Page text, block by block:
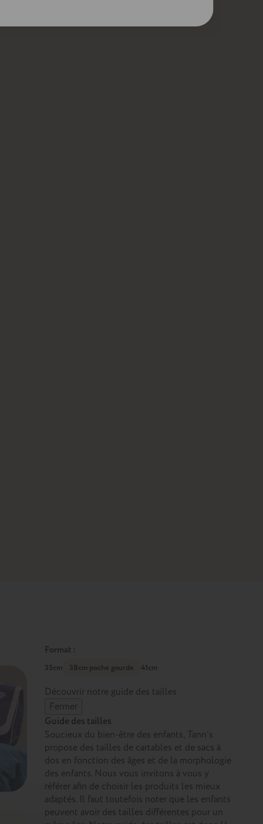
Format :
35cm 38cm poche gourde 41cm
Découvrir notre guide des tailles
Fermer
Guide des tailles
Soucieux du bien-être des enfants, Tann’s
propose des tailles de cartables et de sacs à
dos en fonction des âges et de la morphologie
des enfants. Nous vous invitons à vous y
référer afin de choisir les produits les mieux
adaptés. Il faut toutefois noter que les enfants
peuvent avoir des tailles différentes pour un